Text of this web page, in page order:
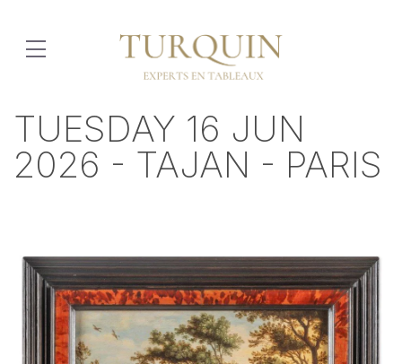
TUESDAY 16 JUN
2026 - TAJAN - PARIS